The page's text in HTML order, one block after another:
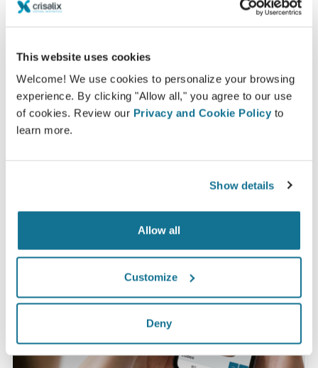
This website uses cookies
Welcome! We use cookies to personalize your browsing
experience. By clicking "Allow all," you agree to our use
of cookies. Review our Privacy and Cookie Policy to
learn more.
Show details
Allow all
Customize
Deny
de Crisalix 3D simulatie te hebben gezien.*
*Een online onderzoek gevoerd onder patiënten die een
borstvergroting in Zwitserland hadden ondergaan tussen mei